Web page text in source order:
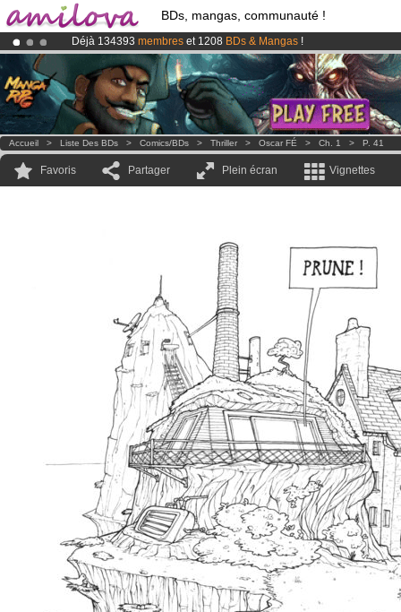
BDs, mangas, communauté !
Déjà 134393 membres et 1208 BDs & Mangas !
LeKickstarter Amilova est désormais lancé!.
Abonnement premium: à partir de
3.95 eurospar mois !Clique ici
Accueil > Liste Des BDs > Comics/BDs > Thriller > Oscar FÉ > Ch. 1 > P. 41
Favoris Partager Plein écran Vignettes